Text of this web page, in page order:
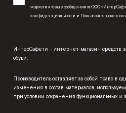
маркетинговые сообщения от ООО
конфиденциальности и Пользовательского
ИнтерСафети – интернет-магазин средств
обуви.
Производитель оставляет за собой право в
изменения в состав материалов,
при условии сохранения функциональных и